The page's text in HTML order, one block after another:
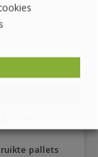
pallets